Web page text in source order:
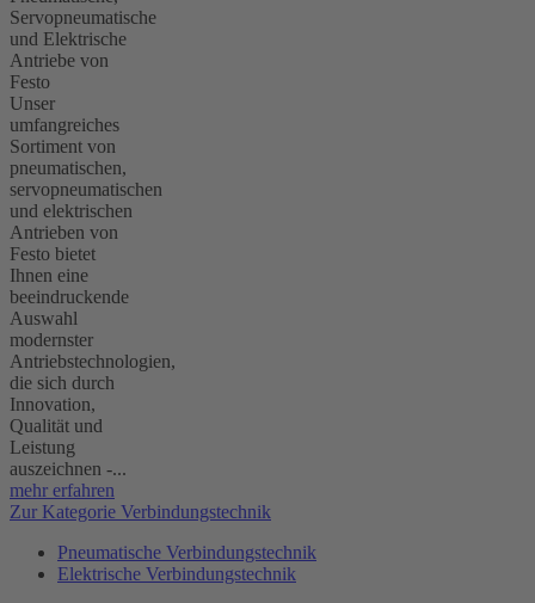
Servopneumatische
und Elektrische
Antriebe von
Festo
Unser
umfangreiches
Sortiment von
pneumatischen,
servopneumatischen
und elektrischen
Antrieben von
Festo bietet
Ihnen eine
beeindruckende
Auswahl
modernster
Antriebstechnologien,
die sich durch
Innovation,
Qualität und
Leistung
auszeichnen -...
mehr erfahren
Zur Kategorie Verbindungstechnik
Pneumatische Verbindungstechnik
Elektrische Verbindungstechnik